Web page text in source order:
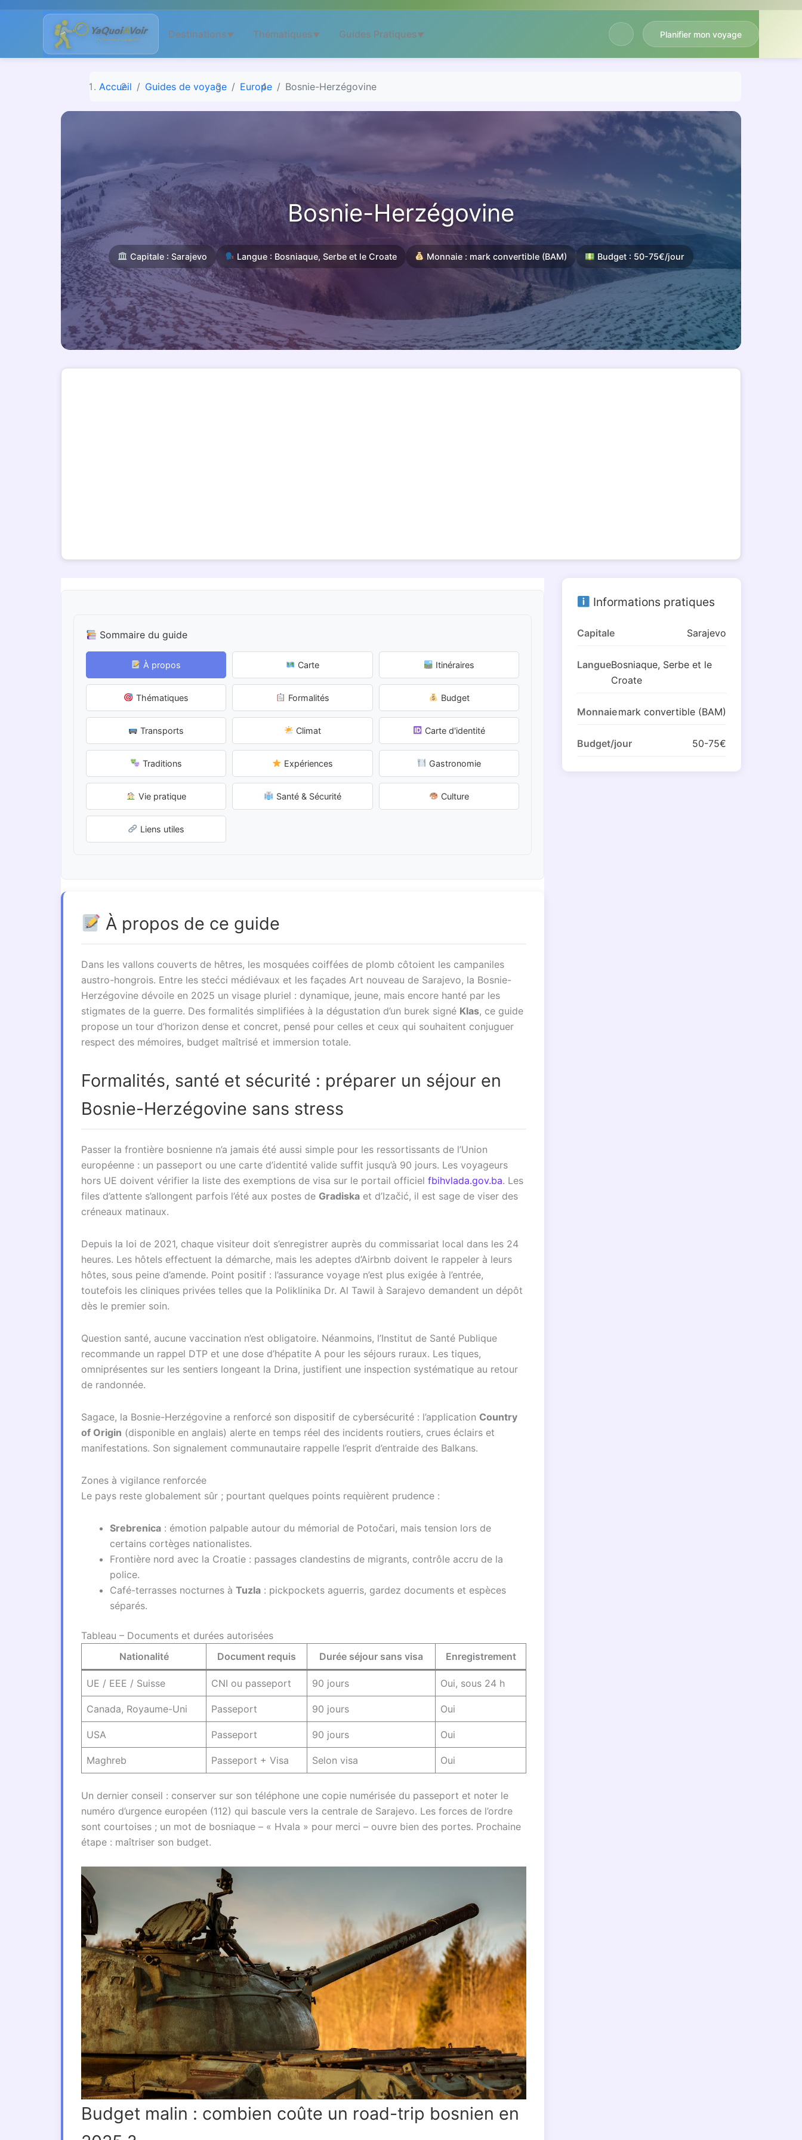
Aller
Destinations▼ Thématiques▼ Guides Pratiques ▼ Planifier mon voyage
Accueil Guides de voyage Europe Bosnie-Herzégovine
Bosnie-Herzégovine
Capitale : Sarajevo Langue : Bosniaque, Serbe et le Croate Monnaie : mark convertible (BAM) Budget : 50-75€/jour
Sommaire du guide
À propos Carte Itinéraires
Thématiques Formalités Budget
Transports Climat Carte d'identité
Traditions Expériences Gastronomie
Vie pratique Santé & Sécurité Culture
Liens utiles
À propos de ce guide
Dans les vallons couverts de hêtres, les mosquées coiffées de plomb côtoient les campaniles
austro-hongrois. Entre les stećci médiévaux et les façades Art nouveau de Sarajevo, la Bosnie-
Herzégovine dévoile en 2025 un visage pluriel : dynamique, jeune, mais encore hanté par les
stigmates de la guerre. Des formalités simplifiées à la dégustation d’un burek signé Klas, ce guide
propose un tour d’horizon dense et concret, pensé pour celles et ceux qui souhaitent conjuguer
respect des mémoires, budget maîtrisé et immersion totale.
Formalités, santé et sécurité : préparer un séjour en
Bosnie-Herzégovine sans stress
Passer la frontière bosnienne n’a jamais été aussi simple pour les ressortissants de l’Union
européenne : un passeport ou une carte d’identité valide suffit jusqu’à 90 jours. Les voyageurs
hors UE doivent vérifier la liste des exemptions de visa sur le portail officiel fbihvlada.gov.ba. Les
files d’attente s’allongent parfois l’été aux postes de Gradiska et d’Izačić, il est sage de viser des
créneaux matinaux.
Depuis la loi de 2021, chaque visiteur doit s’enregistrer auprès du commissariat local dans les 24
heures. Les hôtels effectuent la démarche, mais les adeptes d’Airbnb doivent le rappeler à leurs
hôtes, sous peine d’amende. Point positif : l’assurance voyage n’est plus exigée à l’entrée,
toutefois les cliniques privées telles que la Poliklinika Dr. Al Tawil à Sarajevo demandent un dépôt
dès le premier soin.
Question santé, aucune vaccination n’est obligatoire. Néanmoins, l’Institut de Santé Publique
recommande un rappel DTP et une dose d’hépatite A pour les séjours ruraux. Les tiques,
omniprésentes sur les sentiers longeant la Drina, justifient une inspection systématique au retour
de randonnée.
Sagace, la Bosnie-Herzégovine a renforcé son dispositif de cybersécurité : l’application Country
of Origin (disponible en anglais) alerte en temps réel des incidents routiers, crues éclairs et
manifestations. Son signalement communautaire rappelle l’esprit d’entraide des Balkans.
Zones à vigilance renforcée
Le pays reste globalement sûr ; pourtant quelques points requièrent prudence :
Srebrenica : émotion palpable autour du mémorial de Potočari, mais tension lors de
certains cortèges nationalistes.
Frontière nord avec la Croatie : passages clandestins de migrants, contrôle accru de la
police.
Café-terrasses nocturnes à Tuzla : pickpockets aguerris, gardez documents et espèces
séparés.
Tableau – Documents et durées autorisées
Nationalité
Document requis Durée séjour sans visa Enregistrement
UE / EEE / Suisse CNI ou passeport 90 jours Oui, sous 24 h
Canada, Royaume-Uni Passeport 90 jours Oui
USA Passeport 90 jours Oui
Maghreb Passeport + Visa Selon visa Oui
Un dernier conseil : conserver sur son téléphone une copie numérisée du passeport et noter le
numéro d’urgence européen (112) qui bascule vers la centrale de Sarajevo. Les forces de l’ordre
sont courtoises ; un mot de bosniaque – « Hvala » pour merci – ouvre bien des portes. Prochaine
étape : maîtriser son budget.
Budget malin : combien coûte un road-trip bosnien en
Informations pratiques
Capitale Sarajevo
LangueBosniaque, Serbe et le
Croate
Monnaiemark convertible (BAM)
Budget/jour 50-75€